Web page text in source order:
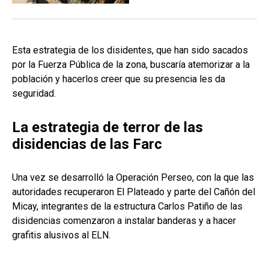
Esta estrategia de los disidentes, que han sido sacados
por la Fuerza Pública de la zona, buscaría atemorizar a la
población y hacerlos creer que su presencia les da
seguridad.
La estrategia de terror de las
disidencias de las Farc
Una vez se desarrolló la Operación Perseo, con la que las
autoridades recuperaron El Plateado y parte del Cañón del
Micay, integrantes de la estructura Carlos Patiño de las
disidencias comenzaron a instalar banderas y a hacer
grafitis alusivos al ELN.